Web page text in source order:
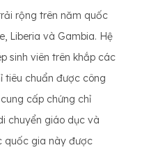
rộng trên năm quốc
Liberia và Gambia. Hệ
sinh viên trên khắp các
tiêu chuẩn được công
cấp chứng chỉ
chuyển giáo dục và
quốc gia này được